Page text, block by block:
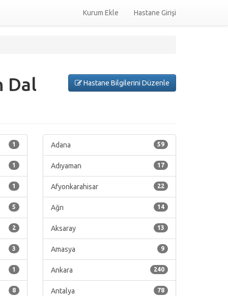
Kurum Ekle Hastane Girişi
Hastane Bilgilerini Düzenle
Dal
1
1
1
5
2
3
1
8
59
Adana
17
Adıyaman
22
Afyonkarahisar
14
Ağrı
13
Aksaray
9
Amasya
240
Ankara
78
Antalya